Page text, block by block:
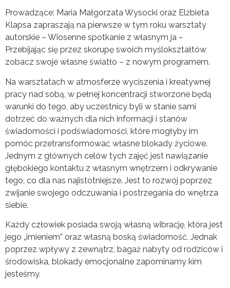
Prowadzące: Maria Małgorzata Wysocki oraz Elżbieta
Klapsa zapraszają na pierwsze w tym roku warsztaty
autorskie – Wiosenne spotkanie z własnym ja –
Przebijając się przez skorupę swoich myślokształtów
zobacz swoje własne światło – z nowym programem.
Na warsztatach w atmosferze wyciszenia i kreatywnej
pracy nad sobą, w pełnej koncentracji stworzone będą
warunki do tego, aby uczestnicy byli w stanie sami
dotrzeć do ważnych dla nich informacji i stanów
świadomości i podświadomości, które mogłyby im
pomóc przetransformować własne blokady życiowe.
Jednym z głównych celów tych zajęć jest nawiązanie
głębokiego kontaktu z własnym wnętrzem i odkrywanie
tego, co dla nas najistotniejsze. Jest to rozwój poprzez
zwijanie swojego odczuwania i postrzegania do wnętrza
siebie.
Każdy człowiek posiada swoją własną wibrację, która jest
jego „imieniem” oraz własną boską świadomość. Jednak
poprzez wpływy z zewnątrz, bagaż nabyty od rodziców i
środowiska, blokady emocjonalne zapominamy kim
jesteśmy.